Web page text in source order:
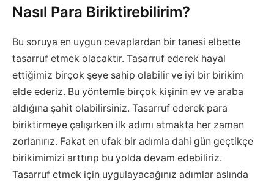
Nasıl Para Biriktirebilirim?
Bu soruya en uygun cevaplardan bir tanesi elbette
tasarruf etmek olacaktır. Tasarruf ederek hayal
ettiğimiz birçok şeye sahip olabilir ve iyi bir birikim
elde ederiz. Bu yöntemle birçok kişinin ev ve araba
aldığına şahit olabilirsiniz. Tasarruf ederek para
biriktirmeye çalışırken ilk adımı atmakta her zaman
zorlanırız. Fakat en ufak bir adımla dahi gün geçtikçe
birikimimizi arttırıp bu yolda devam edebiliriz.
Tasarruf etmek için uygulayacağınız adımlar aslında